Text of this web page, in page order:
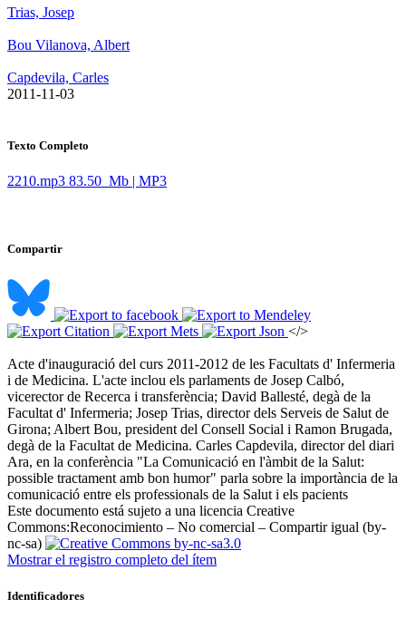
Trias, Josep
Bou Vilanova, Albert
Capdevila, Carles
​ 2011-11-03
Texto Completo
2210.mp3 83.50 Mb | MP3
Compartir
</>
Acte d'inauguració del curs 2011-2012 de les Facultats d' Infermeria
i de Medicina. L'acte inclou els parlaments de Josep Calbó,
vicerector de Recerca i transferència; David Ballesté, degà de la
Facultat d' Infermeria; Josep Trias, director dels Serveis de Salut de
Girona; Albert Bou, president del Consell Social i Ramon Brugada,
degà de la Facultat de Medicina. Carles Capdevila, director del diari
Ara, en la conferència "La Comunicació en l'àmbit de la Salut:
possible tractament amb bon humor" parla sobre la importància de la
comunicació entre els professionals de la Salut i els pacients ​
Este documento está sujeto a una licencia Creative
Commons:Reconocimiento – No comercial – Compartir igual (by-
nc-sa)
Mostrar el registro completo del ítem
Identificadores